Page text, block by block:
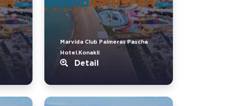
Marvida Club Palmeras Pascha
Hotel.Konakli
Detail